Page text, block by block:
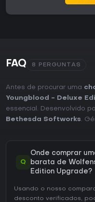
FAQ 8 PERGUNTAS
Antes de procurar uma
Youngblood - Deluxe
essencial. Desenvolvido
Bethesda Softworks.
Q
Onde comprar
barata de
Edition Upgrade?
Usando o nosso
desconto verificados,